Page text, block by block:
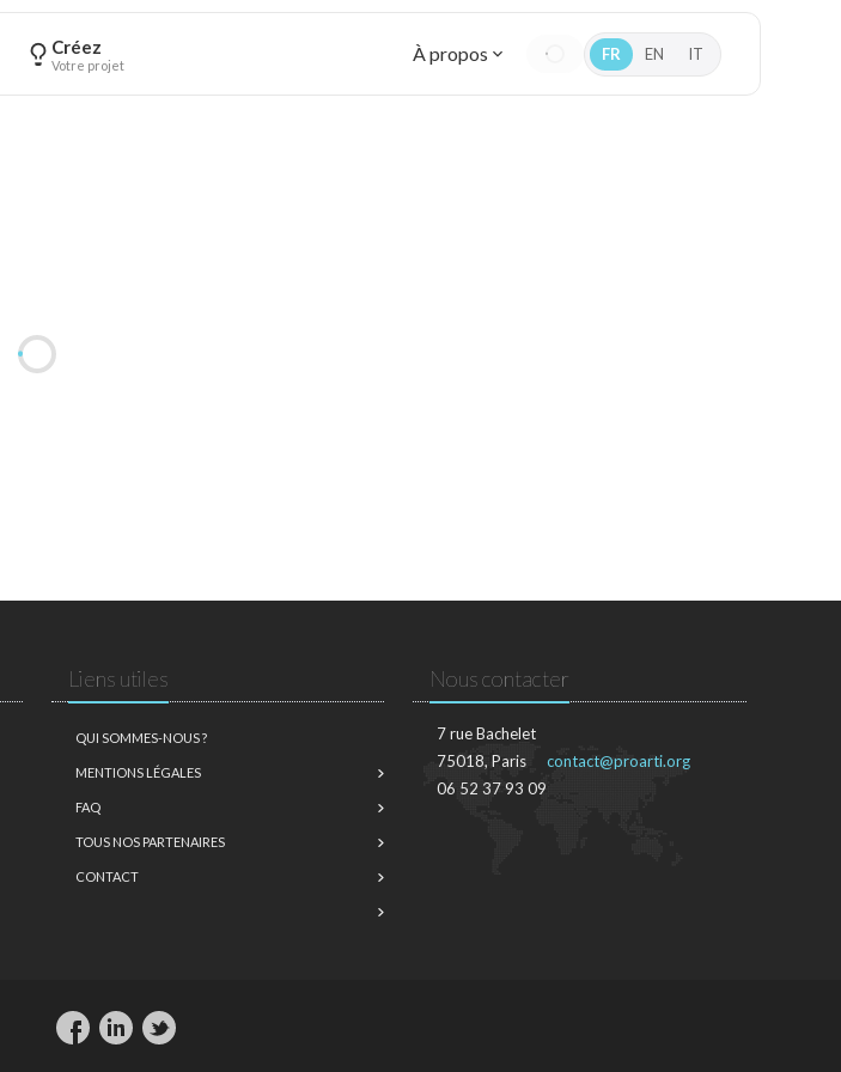
Créez
Votre projet À propos FR EN IT
Liens utiles
QUI SOMMES-NOUS ?
MENTIONS LÉGALES
FAQ
TOUS NOS PARTENAIRES
CONTACT
Nous contacter
7 rue Bachelet
75018, Paris
06 52 37 93 09
contact@proarti.org